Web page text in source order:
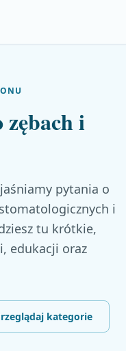
zębach i
pytania o
i
tu krótkie,
edukacji oraz
kategorie